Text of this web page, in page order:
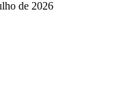
de 2026